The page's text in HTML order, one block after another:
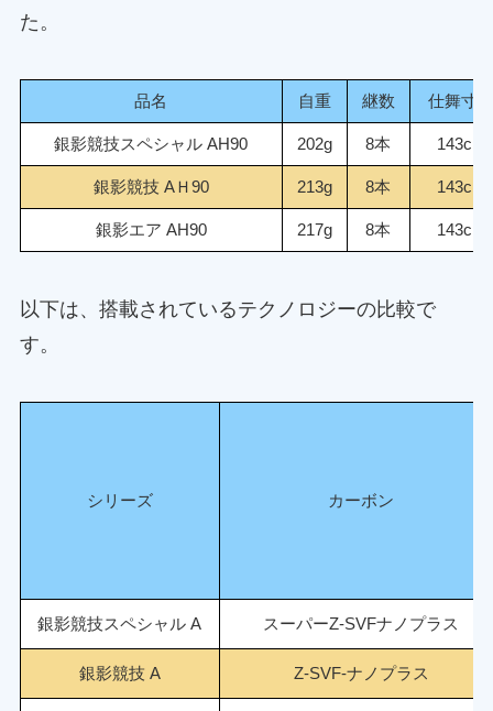
た。
品名 自重 継数 仕舞寸
銀影競技スペシャル AH90 202g 8本 143cm
銀影競技 AＨ90 213g 8本 143cm
銀影エア AH90 217g 8本 143cm
以下は、搭載されているテクノロジーの比較で
す。
シリーズ カーボン
銀影競技スペシャル A スーパーZ-SVFナノプラス
銀影競技 A Z-SVF-ナノプラス